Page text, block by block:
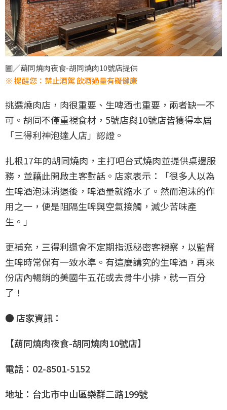
圖／葫同燒肉夜食-胡同燒肉10號店提供
※ 提醒您：禁止酒駕 飲酒過量有礙健康
挑選燒肉店，肉很重要、生啤酒也重要，兩者缺一不
可。胡同不僅重視食材，5號店與10號店皆獲得本屆
「三得利神泡達人店」認證。
扎根17年的胡同燒肉，主打吧台式燒肉並提供桌邊服
務，並藉此開啟主客對話。店家表示：「很多人以為
生啤酒泡沫消退後，啤酒量就縮水了。然而泡沫的作
用之一，便是阻隔生啤與空氣接觸，減少苦味產
生。」
更補充，三得利還會不定期指派秘密客視察，以監督
生啤時常保有一致水準。有這麼講究的生啤酒，再來
份店內暢銷的美國牛五花或去骨牛小排，就一百分
了！
● 店家資訊：
【葫同燒肉夜食-胡同燒肉10號店】
電話：02-8501-5152
地址：台北市中山區樂群二路199號